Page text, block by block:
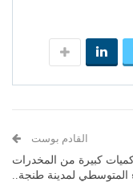
القادم بوست
كبيرة من المخدرات
المتوسطي لمدينة طنجة..